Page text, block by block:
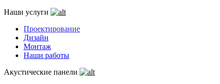
Наши услуги
Проектирование
Дизайн
Монтаж
Наши работы
Акустические панели